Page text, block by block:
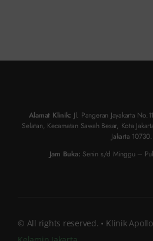
Alamat Klinik: Jl. Pangeran Jayakarta
Selatan, Kecamatan Sawah Besar, Kota
Jakarta 10730.
Jam Buka: Senin s/d Minggu –
© All rights reserved. • Klinik Apollo